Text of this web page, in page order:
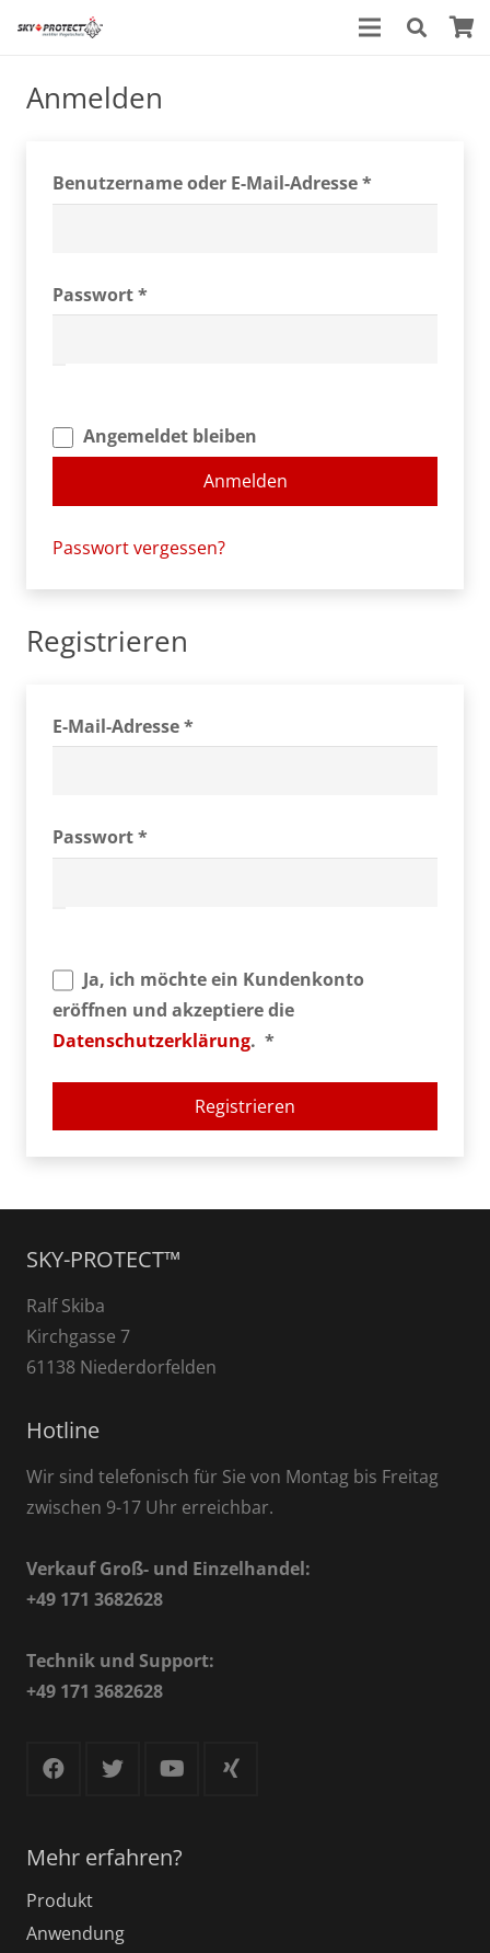
Anmelden
Benutzername oder E-Mail-Adresse*
Passwort*
Angemeldet bleiben
Anmelden
Passwort vergessen?
Registrieren
E-Mail-Adresse*
Passwort*
Ja, ich möchte ein Kundenkonto
eröffnen und akzeptiere die
Datenschutzerklärung. *
Registrieren
SKY-PROTECT™
Ralf Skiba
Kirchgasse 7
61138 Niederdorfelden
Hotline
Wir sind telefonisch für Sie von Montag bis Freitag
zwischen 9-17 Uhr erreichbar.
Verkauf Groß- und Einzelhandel:
+49 171 3682628
Technik und Support:
+49 171 3682628
Mehr erfahren?
Produkt
Anwendung